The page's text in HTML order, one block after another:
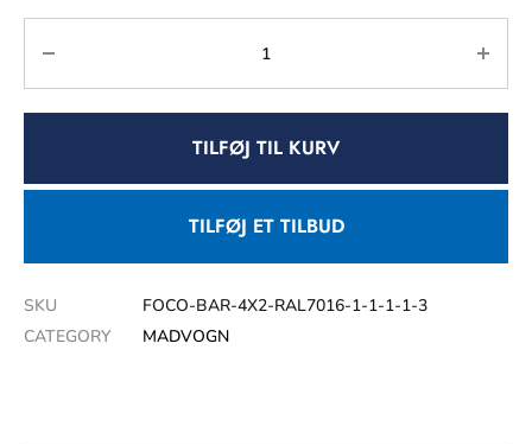
TILFØJ TIL KURV
TILFØJ ET TILBUD
SKU
FOCO-BAR-4X2-RAL7016-1-1-1-1-3
CATEGORY
MADVOGN